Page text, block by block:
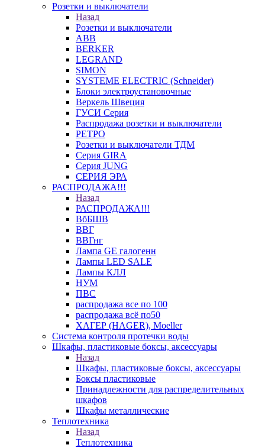
Розетки и выключатели
Назад
Розетки и выключатели
ABB
BERKER
LEGRAND
SIMON
SYSTEME ELECTRIC (Schneider)
Блоки электроустановочные
Веркель Швеция
ГУСИ Серия
Распродажа розетки и выключатели
РЕТРО
Розетки и выключатели ТДМ
Серия GIRA
Серия JUNG
СЕРИЯ ЭРА
РАСПРОДАЖА!!!
Назад
РАСПРОДАЖА!!!
ВбБШВ
ВВГ
ВВГнг
Лампа GE галогенн
Лампы LED SALE
Лампы КЛЛ
НУМ
ПВС
распродажа все по 100
распродажа всё по50
ХАГЕР (HAGER), Moeller
Система контроля протечки воды
Шкафы, пластиковые боксы, аксессуары
Назад
Шкафы, пластиковые боксы, аксессуары
Боксы пластиковые
Принадлежности для распределительных
шкафов
Шкафы металлические
Теплотехника
Назад
Теплотехника